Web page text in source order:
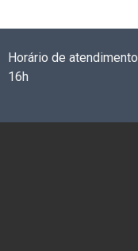
Horário de
16h